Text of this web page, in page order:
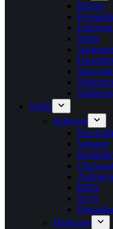
Bücher
Mode
Sport
WMS
Software
Versand
RMA
WCS
Hardware